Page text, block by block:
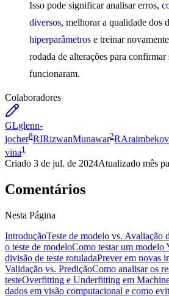
Isso pode significar analisar erros,
diversos, melhorar a qualidade dos
hiperparâmetros e treinar
rodada de alterações para confirmar
funcionaram.
Colaboradores
GLglenn-
jocher8RIRizwanMunawar2RA
vina1
Criado 3 de jul. de 2024Atualizado mês
Comentários
Nesta Página
IntroduçãoTeste de modelo vs. Avaliação
o teste de modeloComo testar um
divisão de teste rotuladaPrever em novas
Validação vs. PrediçãoComo analisar os
testeOverfitting e Underfitting em
dados em visão computacional e como